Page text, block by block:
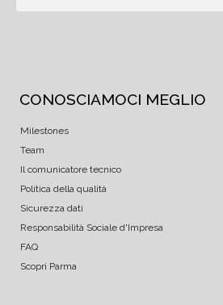
CONOSCIAMOCI MEGLIO
Milestones
Team
Il comunicatore tecnico
Politica della qualità
Sicurezza dati
Responsabilità Sociale d'Impresa
FAQ
Scopri Parma